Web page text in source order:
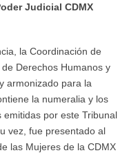
Judicial CDMX
la Coordinación de
Derechos Humanos y
armonizado para la
la numeralia y los
emitidas por este Tribunal
vez, fue presentado al
las Mujeres de la CDMX